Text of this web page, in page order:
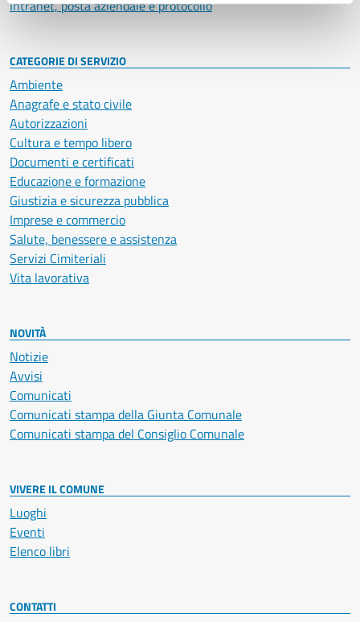
Intranet, posta aziendale e protocollo
CATEGORIE DI SERVIZIO
Ambiente
Anagrafe e stato civile
Autorizzazioni
Cultura e tempo libero
Documenti e certificati
Educazione e formazione
Giustizia e sicurezza pubblica
Imprese e commercio
Salute, benessere e assistenza
Servizi Cimiteriali
Vita lavorativa
NOVITÀ
Notizie
Avvisi
Comunicati
Comunicati stampa della Giunta Comunale
Comunicati stampa del Consiglio Comunale
VIVERE IL COMUNE
Luoghi
Eventi
Elenco libri
CONTATTI